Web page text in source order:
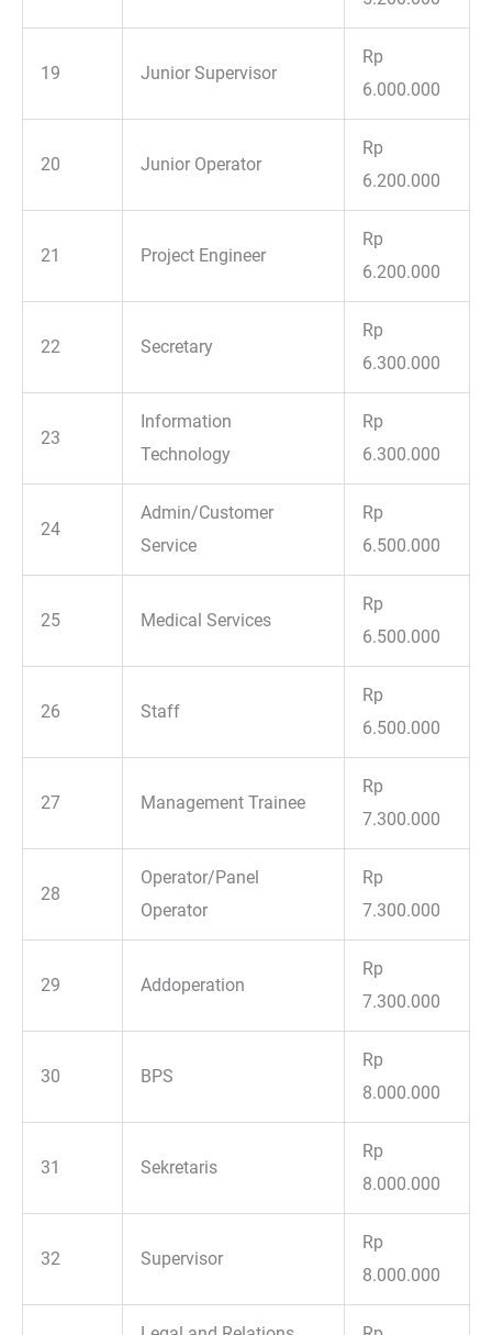
19 Junior Supervisor
Rp
6.000.000
20 Junior Operator
Rp
6.200.000
21 Project Engineer
Rp
6.200.000
22 Secretary
Rp
6.300.000
23
Information
Technology
Rp
6.300.000
24
Admin/Customer
Service
Rp
6.500.000
25 Medical Services
Rp
6.500.000
26 Staff
Rp
6.500.000
27 Management Trainee
Rp
7.300.000
28
Operator/Panel
Operator
Rp
7.300.000
29 Addoperation
Rp
7.300.000
30 BPS
Rp
8.000.000
31 Sekretaris
Rp
8.000.000
32 Supervisor
Rp
8.000.000